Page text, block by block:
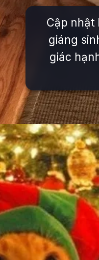
Cập nhật
giáng
giác
Đang mở https://